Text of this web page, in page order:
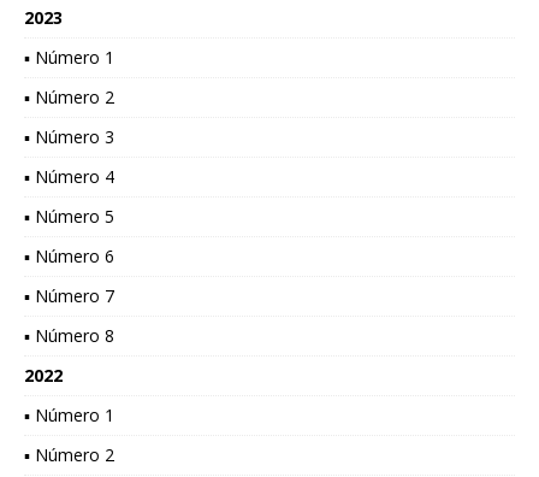
2023
▪ Número 1
▪ Número 2
▪ Número 3
▪ Número 4
▪ Número 5
▪ Número 6
▪ Número 7
▪ Número 8
2022
▪ Número 1
▪ Número 2